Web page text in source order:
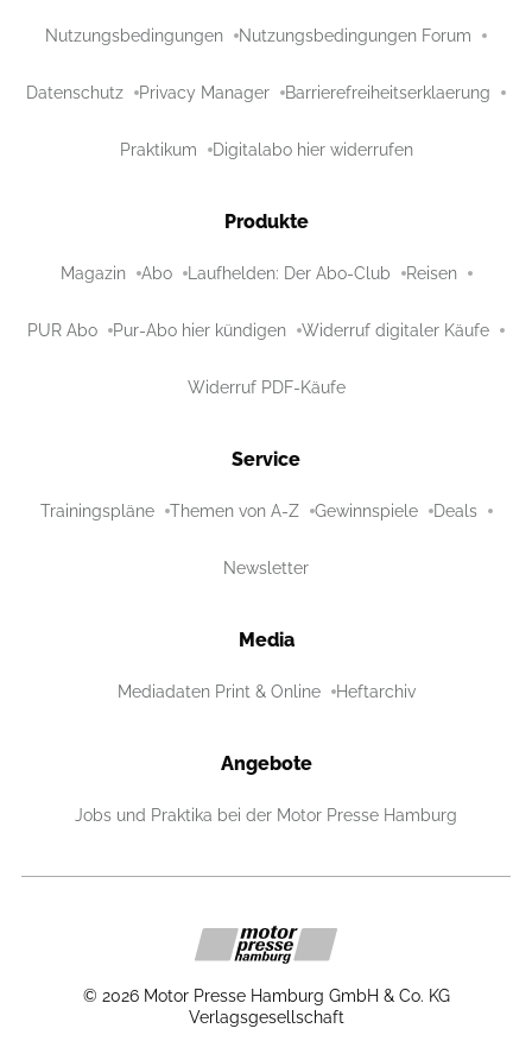
Nutzungsbedingungen Nutzungsbedingungen Forum
Datenschutz Privacy Manager Barrierefreiheitserklaerung
Praktikum Digitalabo hier widerrufen
Produkte
Magazin Abo Laufhelden: Der Abo-Club Reisen
PUR Abo Pur-Abo hier kündigen Widerruf digitaler Käufe
Widerruf PDF-Käufe
Service
Trainingspläne Themen von A-Z Gewinnspiele Deals
Newsletter
Media
Mediadaten Print & Online Heftarchiv
Angebote
Jobs und Praktika bei der Motor Presse Hamburg
© 2026 Motor Presse Hamburg GmbH & Co. KG
Verlagsgesellschaft